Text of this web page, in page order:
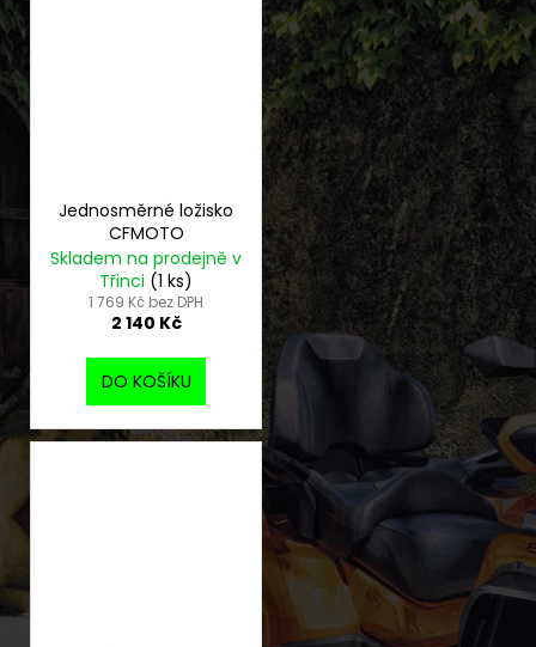
Jednosměrné ložisko
CFMOTO
Skladem na prodejně v
Třinci (1 ks)
1 769 Kč bez DPH
2 140 Kč
DO KOŠÍKU